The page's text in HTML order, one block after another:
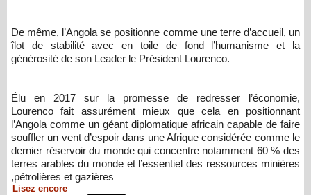
De même, l’Angola se positionne comme une terre d’accueil, un
îlot de stabilité avec en toile de fond l’humanisme et la
générosité de son Leader le Président Lourenco.
Élu en 2017 sur la promesse de redresser l’économie,
Lourenco fait assurément mieux que cela en positionnant
l’Angola comme un géant diplomatique africain capable de faire
souffler un vent d’espoir dans une Afrique considérée comme le
dernier réservoir du monde qui concentre notamment 60 % des
terres arables du monde et l’essentiel des ressources minières
,pétrolières et gazières
Lisez encore